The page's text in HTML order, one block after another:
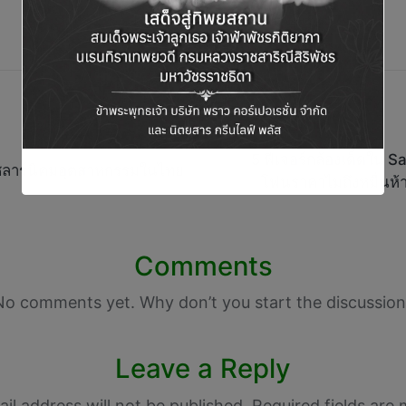
าร์นิคมอุตสาหกรรมในไทย
5 ฟีเจอร์กล้องเด็ดใน
โฟนราคาไม่ถึงหมื่น
Comments
comments yet. Why don’t you start the
Leave a Reply